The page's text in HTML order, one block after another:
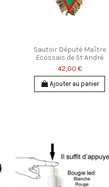
Sautoir Député Maître
Ecossais de St André
42,00 €
Ajouter au panier